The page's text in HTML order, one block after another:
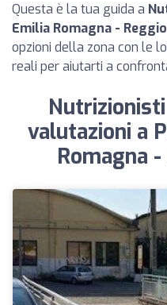
Questa è la tua guida a
Emilia Romagna -
opzioni della zona con le
reali per aiutarti a
valutazioni a
Romagna